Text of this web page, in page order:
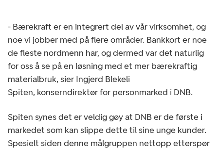
- Bærekraft er en integrert del av vår virksomhet, og
noe vi jobber med på flere områder. Bankkort er noe
de fleste nordmenn har, og dermed var det naturlig
for oss å se på en løsning med et mer bærekraftig
materialbruk, sier Ingjerd Blekeli
Spiten, konserndirektør for personmarked i DNB.
Spiten synes det er veldig gøy at DNB er de første i
markedet som kan slippe dette til sine unge kunder.
Spesielt siden denne målgruppen nettopp etterspør